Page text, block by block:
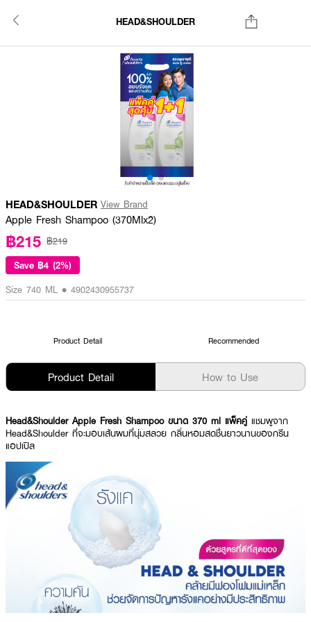
HEAD&SHOULDER
HEAD&SHOULDER View Brand
Apple Fresh Shampoo (370Mlx2)
฿215 ฿219
Save ฿4 (2%)
Size 740 ML • 4902430955737
Product Detail Recommended
Product Detail How to Use
Head&Shoulder Apple Fresh Shampoo ขนาด 370 ml แพ็คคู่ แชมพูจาก
Head&Shoulder ที่จะมอบเส้นผมที่นุ่มสลวย กลิ่นหอมสดชื่นยาวนานของกรีน
แอปเปิล